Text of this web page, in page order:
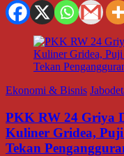
Ekonomi & Bisnis
PKK RW 24 Griya
Kuliner Gridea,
Tekan